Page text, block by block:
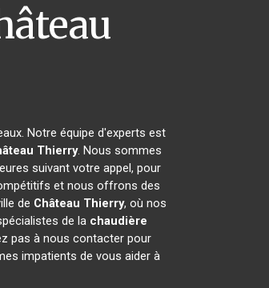
Notre équipe d'experts est
Thierry. Nous sommes
suivant votre appel, pour
et nous offrons des
de Château Thierry, où nos
de la chaudière
pas à nous contacter pour
impatients de vous aider à